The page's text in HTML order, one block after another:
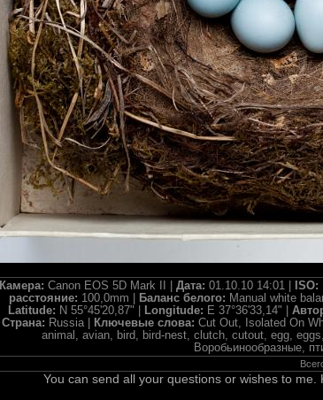
Камера: Canon EOS 5D Mark II | Дата: 01.10.10 14:01 | ISO:
расстояние: 100,0mm | Баланс белого: Manual white
Latitude: N 55°45'20,87" | Longitude: E 37°36'33,14" |
Страна: Russia | Ключевые слова: Cut Out, Isolated On
animal, avian, bird, bird-nest, clutch, cutout, egg,
Воробьинообразные,
You can send all your questions or wishes to